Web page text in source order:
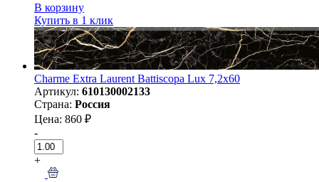
В корзину
Купить в 1 клик
Charme Extra Laurent Battiscopa Lux 7,2x60
Артикул: 610130002133
Страна: Россия
Цена: 860 ₽
-
+